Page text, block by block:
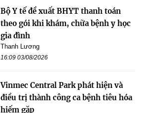
Bộ Y tế đề xuất BHYT thanh toán
theo gói khi khám, chữa bệnh y học
gia đình
Thanh Lương
16:09 03/08/2026
Vinmec Central Park phát hiện và
điều trị thành công ca bệnh tiêu hóa
hiếm gặp